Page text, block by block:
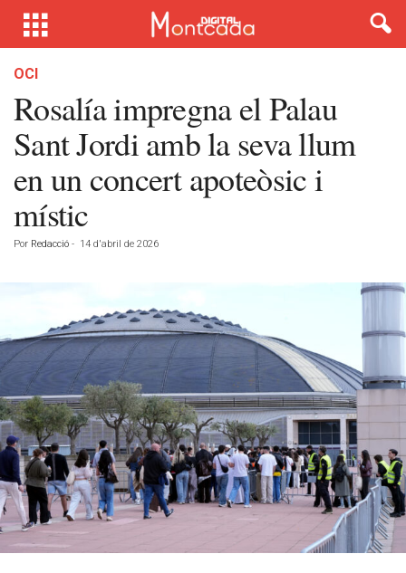
OCI
Rosalía impregna el Palau
Sant Jordi amb la seva llum
en un concert apoteòsic i
místic
Por Redacció - 14 d'abril de 2026